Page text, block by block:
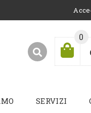
0
SERVIZI